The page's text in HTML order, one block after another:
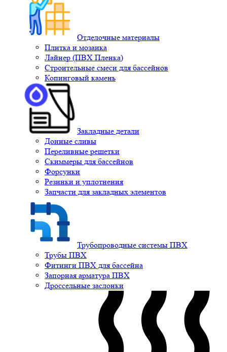
Отделочные материалы
Плитка и мозаика
Лайнер (ПВХ Пленка)
Строительные смеси для бассейнов
Копинговый камень
Закладные детали
Донные сливы
Переливные решетки
Скиммеры для бассейнов
Форсунки
Резинки и уплотнения
Запчасти для закладных элементов
Трубопроводные системы ПВХ
Трубы ПВХ
Фитинги ПВХ для бассейна
Запорная арматура ПВХ
Дроссельные заслонки